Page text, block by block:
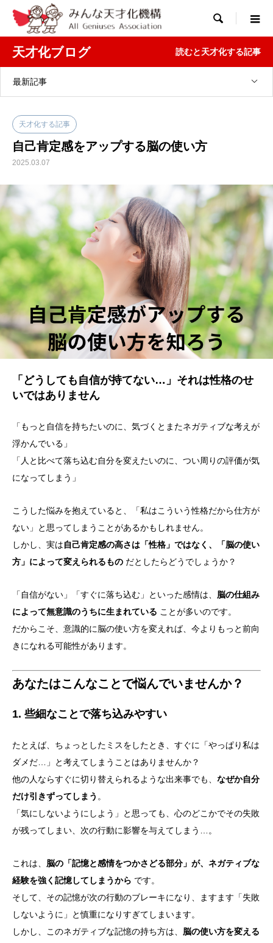

天才化ブログ 読むと天才化する記事
最新記事
天才化する記事
自己肯定感をアップする脳の使い方
2025.03.07
「どうしても自信が持てない…」それは性格のせ
いではありません
「もっと自信を持ちたいのに、気づくとまたネガティブな考えが
浮かんでいる」
「人と比べて落ち込む自分を変えたいのに、つい周りの評価が気
になってしまう」
こうした悩みを抱えていると、「私はこういう性格だから仕方が
ない」と思ってしまうことがあるかもしれません。
しかし、実は自己肯定感の高さは「性格」ではなく、「脳の使い
方」によって変えられるもの だとしたらどうでしょうか？
「自信がない」「すぐに落ち込む」といった感情は、 脳の仕組み
によって無意識のうちに生まれている ことが多いのです。
だからこそ、意識的に脳の使い方を変えれば、今よりもっと前向
きになれる可能性があります。
あなたはこんなことで悩んでいませんか？
1. 些細なことで落ち込みやすい
たとえば、ちょっとしたミスをしたとき、すぐに「やっぱり私は
ダメだ…」と考えてしまうことはありませんか？
他の人ならすぐに切り替えられるような出来事でも、 なぜか自分
だけ引きずってしまう 。
「気にしないようにしよう」と思っても、心のどこかでその失敗
が残ってしまい、次の行動に影響を与えてしまう…。
これは、 脳の「記憶と感情をつかさどる部分」が、ネガティブな
経験を強く記憶してしまうから です。
そして、その記憶が次の行動のブレーキになり、ますます「失敗
しないように」と慎重になりすぎてしまいます。
しかし、このネガティブな記憶の持ち方は、 脳の使い方を変える